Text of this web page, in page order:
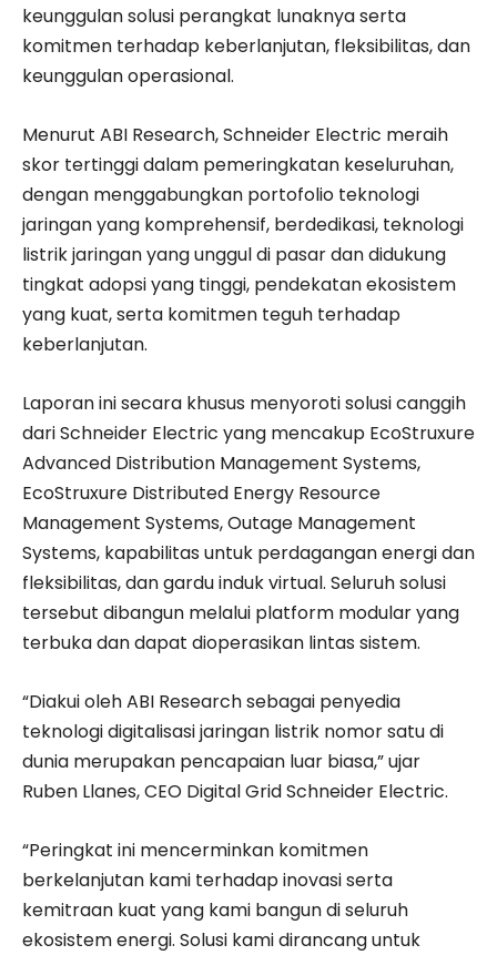
keunggulan solusi perangkat lunaknya serta
komitmen terhadap keberlanjutan, fleksibilitas, dan
keunggulan operasional.
Menurut ABI Research, Schneider Electric meraih
skor tertinggi dalam pemeringkatan keseluruhan,
dengan menggabungkan portofolio teknologi
jaringan yang komprehensif, berdedikasi, teknologi
listrik jaringan yang unggul di pasar dan didukung
tingkat adopsi yang tinggi, pendekatan ekosistem
yang kuat, serta komitmen teguh terhadap
keberlanjutan.
Laporan ini secara khusus menyoroti solusi canggih
dari Schneider Electric yang mencakup EcoStruxure
Advanced Distribution Management Systems,
EcoStruxure Distributed Energy Resource
Management Systems, Outage Management
Systems, kapabilitas untuk perdagangan energi dan
fleksibilitas, dan gardu induk virtual. Seluruh solusi
tersebut dibangun melalui platform modular yang
terbuka dan dapat dioperasikan lintas sistem.
“Diakui oleh ABI Research sebagai penyedia
teknologi digitalisasi jaringan listrik nomor satu di
dunia merupakan pencapaian luar biasa,” ujar
Ruben Llanes, CEO Digital Grid Schneider Electric.
“Peringkat ini mencerminkan komitmen
berkelanjutan kami terhadap inovasi serta
kemitraan kuat yang kami bangun di seluruh
ekosistem energi. Solusi kami dirancang untuk